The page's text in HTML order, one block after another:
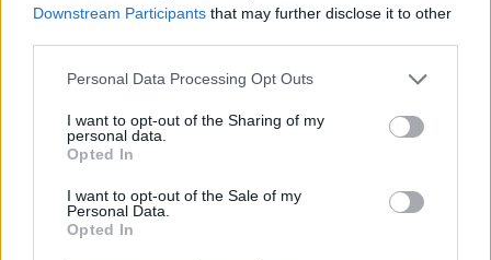
Downstream Participants that may further disclose it to other
Personal Data Processing Opt Outs
I want to opt-out of the Sharing of my
personal data.
Opted In
I want to opt-out of the Sale of my
Personal Data.
Opted In
Wer 'ne volle Scheune haben will, muss irgendwie leidensfähig
Wieso haste von den Paduaner 1.000 händisch geblitzt? Du
hast doch mit Sicherheit mehr als einen Stall von denen. Die
ned mehr schwindelig.
den einzeln zu machen, vorher waren ja andere Viecher
drauf und ich hatte es satt gehabt